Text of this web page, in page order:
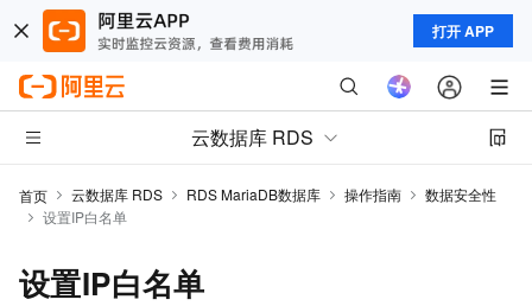
打开 APP
云数据库 RDS
首页 云数据库 RDS RDS MariaDB数据库 操作指南
数据安全性
设置IP白名单
设置IP白名单